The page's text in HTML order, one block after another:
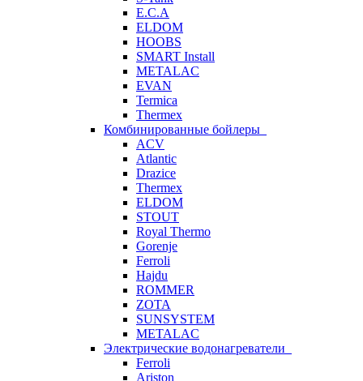
E.C.A
ELDOM
HOOBS
SMART Install
METALAC
EVAN
Termica
Thermex
Комбинированные бойлеры
ACV
Atlantic
Drazice
Thermex
ELDOM
STOUT
Royal Thermo
Gorenje
Ferroli
Hajdu
ROMMER
ZOTA
SUNSYSTEM
METALAC
Электрические водонагреватели
Ferroli
Ariston